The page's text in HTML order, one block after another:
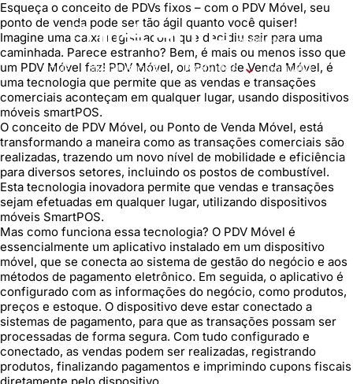
HOME INSTITUCIONAL PRODUTOS CONTATO
Esqueça o conceito de PDVs fixos – com o PDV Móvel, seu
ponto de venda pode ser tão ágil quanto você quiser!
Imagine uma caixa registradora que decidiu sair para uma
caminhada. Parece estranho? Bem, é mais ou menos isso que
um PDV Móvel faz! PDV Móvel, ou Ponto de Venda Móvel, é
uma tecnologia que permite que as vendas e transações
comerciais aconteçam em qualquer lugar, usando dispositivos
móveis smartPOS.
O conceito de PDV Móvel, ou Ponto de Venda Móvel, está
transformando a maneira como as transações comerciais são
realizadas, trazendo um novo nível de mobilidade e eficiência
para diversos setores, incluindo os postos de combustível.
Esta tecnologia inovadora permite que vendas e transações
sejam efetuadas em qualquer lugar, utilizando dispositivos
móveis SmartPOS.
Mas como funciona essa tecnologia? O PDV Móvel é
essencialmente um aplicativo instalado em um dispositivo
móvel, que se conecta ao sistema de gestão do negócio e aos
métodos de pagamento eletrônico. Em seguida, o aplicativo é
configurado com as informações do negócio, como produtos,
preços e estoque. O dispositivo deve estar conectado a
sistemas de pagamento, para que as transações possam ser
processadas de forma segura. Com tudo configurado e
conectado, as vendas podem ser realizadas, registrando
produtos, finalizando pagamentos e imprimindo cupons fiscais